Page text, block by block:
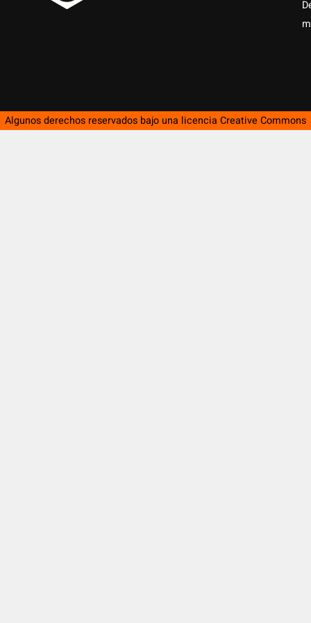
Algunos derechos reservados bajo una licencia Creative Commons